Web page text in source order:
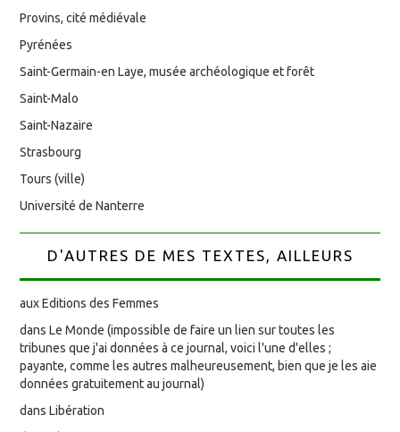
Provins, cité médiévale
Pyrénées
Saint-Germain-en Laye, musée archéologique et forêt
Saint-Malo
Saint-Nazaire
Strasbourg
Tours (ville)
Université de Nanterre
D'AUTRES DE MES TEXTES, AILLEURS
aux Editions des Femmes
dans Le Monde (impossible de faire un lien sur toutes les
tribunes que j'ai données à ce journal, voici l'une d'elles ;
payante, comme les autres malheureusement, bien que je les aie
données gratuitement au journal)
dans Libération